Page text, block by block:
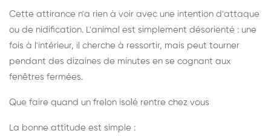
Cette attirance n'a rien à voir avec une intention d'attaque
ou de nidification. L'animal est simplement désorienté : une
fois à l'intérieur, il cherche à ressortir, mais peut tourner
pendant des dizaines de minutes en se cognant aux
fenêtres fermées.
Que faire quand un frelon isolé rentre chez vous
La bonne attitude est simple :